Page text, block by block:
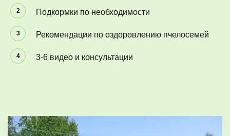
Подкормки по необходимости
Рекомендации по оздоровлению пчелосемей
3-6 видео и консультации